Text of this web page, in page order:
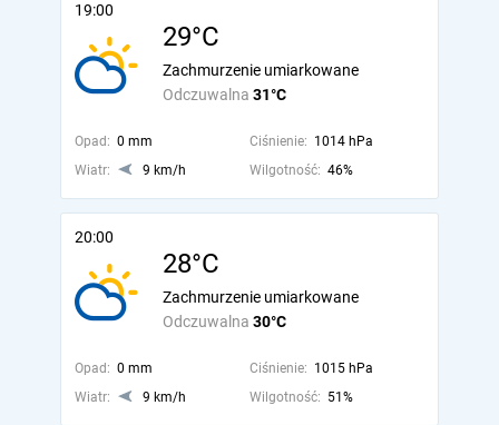
19:00
29°C
Odczuwalna 31°C
Zachmurzenie umiarkowane
Opad: 0 mm Ciśnienie: 1014 hPa
Wiatr:
9 km/h Wilgotność: 46%
20:00
28°C
Odczuwalna 30°C
Zachmurzenie umiarkowane
Opad: 0 mm Ciśnienie: 1015 hPa
Wiatr:
9 km/h Wilgotność: 51%